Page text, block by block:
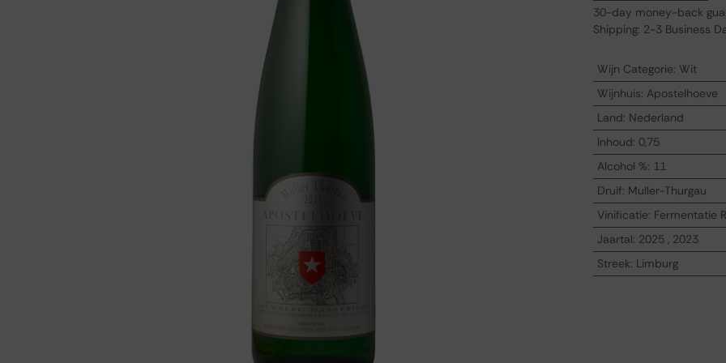
30-day money-back
Shipping: 2-3 Business
Wijn Categorie: Wit
Wijnhuis: Apostelhoeve
Land: Nederland
Inhoud: 0,75
Alcohol %: 11
Druif: Muller-Thurgau
Vinificatie: Fermentatie
Jaartal: 2025, 2023
Streek: Limburg